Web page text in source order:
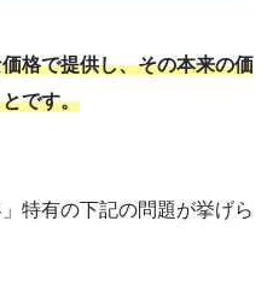
格で提供し、その本来の価
です。
特有の下記の問題が挙げら